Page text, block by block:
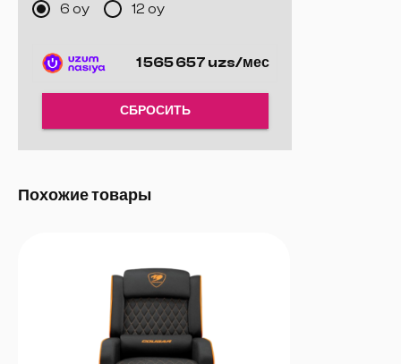
Долговечная обивка:
Качественная ткань или искусственная
Поддержка головы и поясницы:
головы и поясницы.
вид с золотыми акцентами.
6 oy 12 oy
1 565 657 uzs/мес
СБРОСИТЬ
Похожие товары